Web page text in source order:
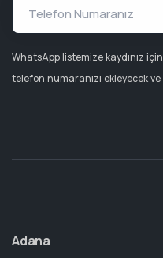
WhatsApp listemize kaydınız
telefon numaranızı ekleyecek
Adana